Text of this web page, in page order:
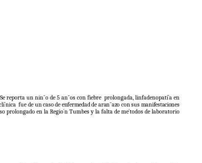
Se reporta un nin˜o de 5 an˜os con fiebre prolongada, linfadenopatí´a en
fue de un caso de enfermedad de aran˜azo con sus manifestaciones
prolongado en la Regio´n Tumbes y la falta de me´todos de laboratorio